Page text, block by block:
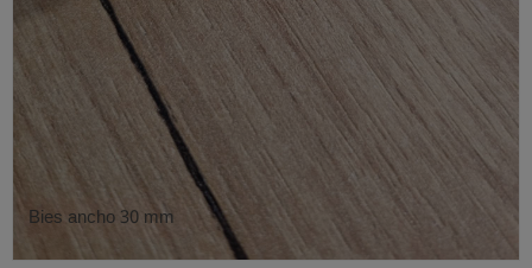
Bies ancho 30 mm